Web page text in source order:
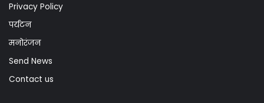
Privacy Policy
पर्यटन
मनोरंजन
Send News
Contact us